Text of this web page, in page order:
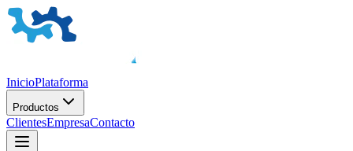
InicioPlataforma
Productos
ClientesEmpresaContacto